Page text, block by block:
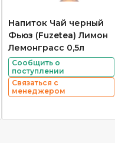
Напиток Чай черный
Фьюз (Fuzetea) Лимон
Лемонграсс 0,5л
Сообщить о
поступлении
Связаться с
менеджером